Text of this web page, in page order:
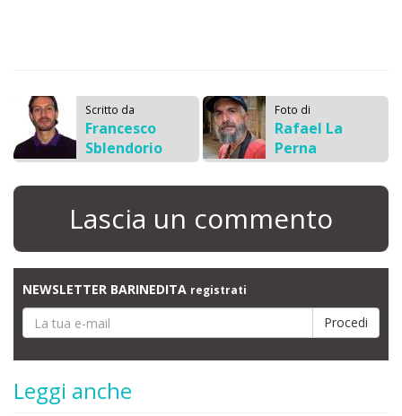
Scritto da
Francesco
Sblendorio
Foto di
Rafael La
Perna
Lascia un commento
NEWSLETTER BARINEDITA registrati
Leggi anche